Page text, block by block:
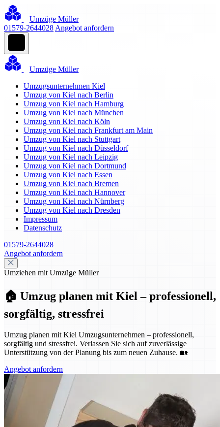
Umzüge Müller
01579-2644028 Angebot anfordern
Umzüge Müller
Umzugsunternehmen Kiel
Umzug von Kiel nach Berlin
Umzug von Kiel nach Hamburg
Umzug von Kiel nach München
Umzug von Kiel nach Köln
Umzug von Kiel nach Frankfurt am Main
Umzug von Kiel nach Stuttgart
Umzug von Kiel nach Düsseldorf
Umzug von Kiel nach Leipzig
Umzug von Kiel nach Dortmund
Umzug von Kiel nach Essen
Umzug von Kiel nach Bremen
Umzug von Kiel nach Hannover
Umzug von Kiel nach Nürnberg
Umzug von Kiel nach Dresden
Impressum
Datenschutz
01579-2644028
Angebot anfordern
Umziehen mit Umzüge Müller
🏠 Umzug planen mit Kiel – professionell,
sorgfältig, stressfrei
Umzug planen mit Kiel Umzugsunternehmen – professionell,
sorgfältig und stressfrei. Verlassen Sie sich auf zuverlässige
Unterstützung von der Planung bis zum neuen Zuhause. 🏡
Angebot anfordern